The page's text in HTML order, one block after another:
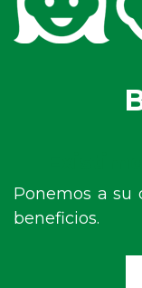
Ponemos a su
beneficios.